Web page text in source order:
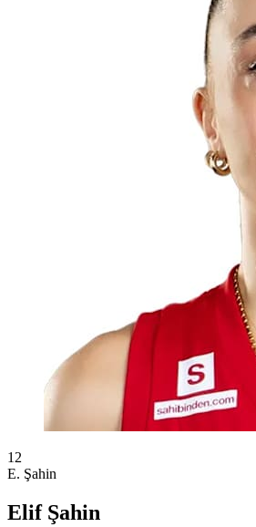
12
E. Şahin
Elif Şahin